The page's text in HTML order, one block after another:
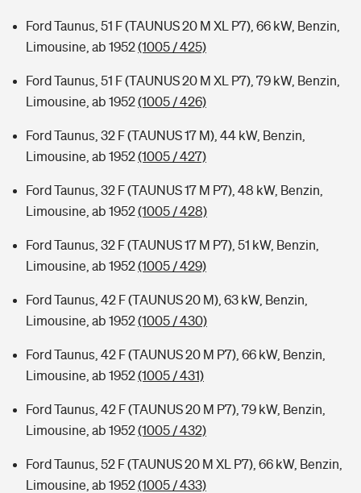
Ford Taunus, 51 F (TAUNUS 20 M XL P7), 66 kW, Benzin,
Limousine, ab 1952(1005 / 425)
Ford Taunus, 51 F (TAUNUS 20 M XL P7), 79 kW, Benzin,
Limousine, ab 1952(1005 / 426)
Ford Taunus, 32 F (TAUNUS 17 M), 44 kW, Benzin,
Limousine, ab 1952(1005 / 427)
Ford Taunus, 32 F (TAUNUS 17 M P7), 48 kW, Benzin,
Limousine, ab 1952(1005 / 428)
Ford Taunus, 32 F (TAUNUS 17 M P7), 51 kW, Benzin,
Limousine, ab 1952(1005 / 429)
Ford Taunus, 42 F (TAUNUS 20 M), 63 kW, Benzin,
Limousine, ab 1952(1005 / 430)
Ford Taunus, 42 F (TAUNUS 20 M P7), 66 kW, Benzin,
Limousine, ab 1952(1005 / 431)
Ford Taunus, 42 F (TAUNUS 20 M P7), 79 kW, Benzin,
Limousine, ab 1952(1005 / 432)
Ford Taunus, 52 F (TAUNUS 20 M XL P7), 66 kW, Benzin,
Limousine, ab 1952(1005 / 433)